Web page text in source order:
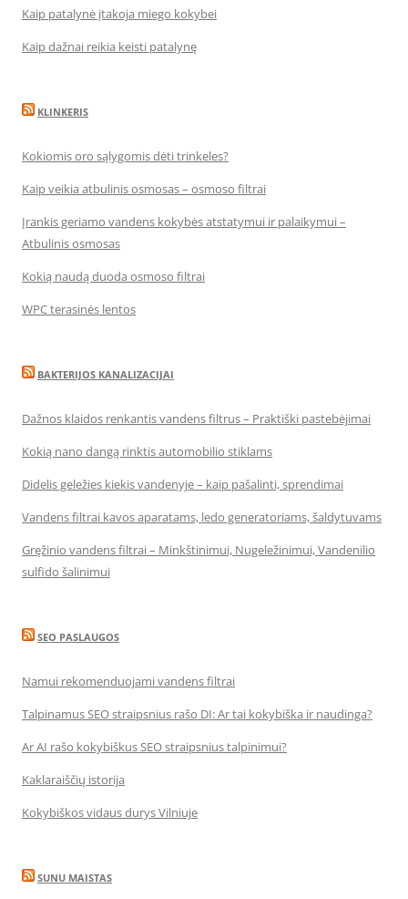
Kaip patalynė įtakoja miego kokybei
Kaip dažnai reikia keisti patalynę
KLINKERIS
Kokiomis oro sąlygomis dėti trinkeles?
Kaip veikia atbulinis osmosas – osmoso filtrai
Įrankis geriamo vandens kokybės atstatymui ir palaikymui –
Atbulinis osmosas
Kokią naudą duoda osmoso filtrai
WPC terasinės lentos
BAKTERIJOS KANALIZACIJAI
Dažnos klaidos renkantis vandens filtrus – Praktiški pastebėjimai
Kokią nano dangą rinktis automobilio stiklams
Didelis geležies kiekis vandenyje – kaip pašalinti, sprendimai
Vandens filtrai kavos aparatams, ledo generatoriams, šaldytuvams
Gręžinio vandens filtrai – Minkštinimui, Nugeležinimui, Vandenilio
sulfido šalinimui
SEO PASLAUGOS
Namui rekomenduojami vandens filtrai
Talpinamus SEO straipsnius rašo DI: Ar tai kokybiška ir naudinga?
Ar AI rašo kokybiškus SEO straipsnius talpinimui?
Kaklaraiščių istorija
Kokybiškos vidaus durys Vilniuje
SUNU MAISTAS